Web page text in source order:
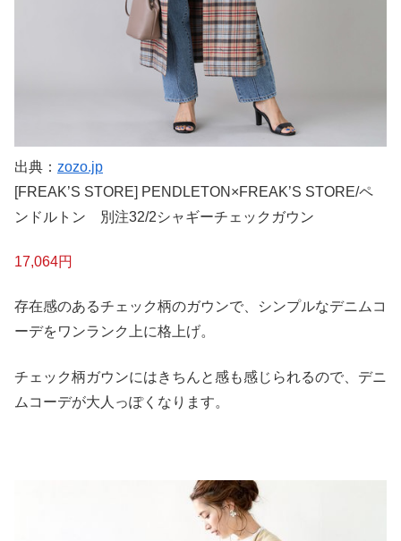
出典： zozo.jp
[FREAK’S STORE] PENDLETON×FREAK’S STORE/ペ
ンドルトン 別注32/2シャギーチェックガウン
17,064円
存在感のあるチェック柄のガウンで、シンプルなデニムコ
ーデをワンランク上に格上げ。
チェック柄ガウンにはきちんと感も感じられるので、デニ
ムコーデが大人っぽくなります。